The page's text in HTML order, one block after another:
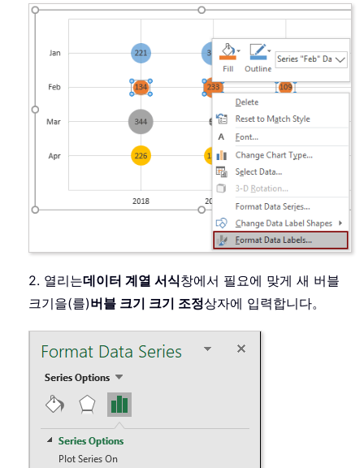
2. 열리는데이터 계열 서식창에서 필요에 맞게 새 버블
크기을(를)버블 크기 크기 조정상자에 입력합니다。